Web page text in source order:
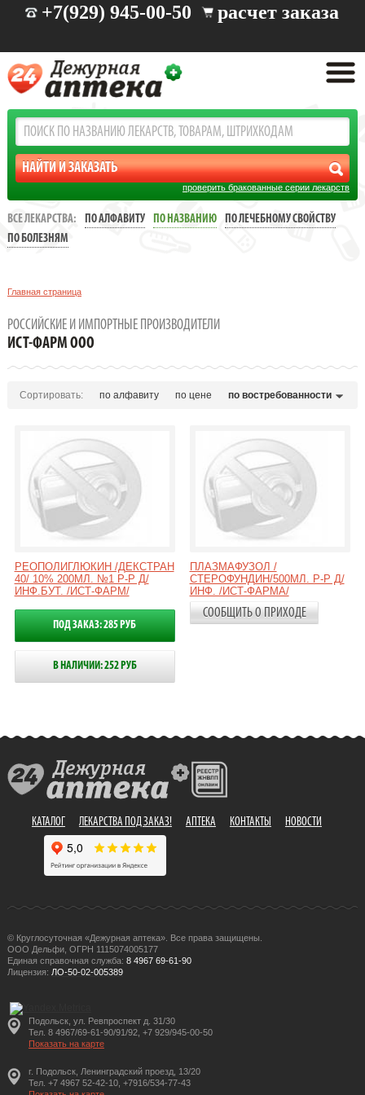
+7(929) 945-00-50 расчет заказа
проверить бракованные серии лекарств
ВСЕ ЛЕКАРСТВА: ПО АЛФАВИТУ ПО НАЗВАНИЮ
ПО ЛЕЧЕБНОМУ СВОЙСТВУ
ПО БОЛЕЗНЯМ
Главная страница
РОССИЙСКИЕ И ИМПОРТНЫЕ ПРОИЗВОДИТЕЛИ
ИСТ-ФАРМ ООО
Сортировать: по алфавиту по цене по востребованности
РЕОПОЛИГЛЮКИН /ДЕКСТРАН
40/ 10% 200МЛ. №1 Р-Р Д/
ИНФ.БУТ. /ИСТ-ФАРМ/
ПОД ЗАКАЗ: 285 РУБ
В НАЛИЧИИ: 252 РУБ
ПЛАЗМАФУЗОЛ /
СТЕРОФУНДИН/500МЛ. Р-Р Д/
ИНФ. /ИСТ-ФАРМА/
СООБЩИТЬ О ПРИХОДЕ
КАТАЛОГ ЛЕКАРСТВА ПОД ЗАКАЗ! АПТЕКА КОНТАКТЫ НОВОСТИ
© Круглосуточная «Дежурная аптека». Все права защищены.
ООО Дельфи, ОГРН 1115074005177
Единая справочная служба: 8 4967 69-61-90
Лицензия: ЛО-50-02-005389
Подольск, ул. Ревпроспект д. 31/30
Тел. 8 4967/69-61-90/91/92, +7 929/945-00-50
Показать на карте
г. Подольск, Ленинградский проезд, 13/20
Тел. +7 4967 52-42-10, +7916/534-77-43